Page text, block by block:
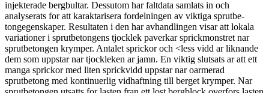
injekterade bergbultar. Dessutom har faltdata samlats in och
analyserats for att karaktarisera fordelningen av viktiga sprutbe­
tongegenskaper. Resultaten i den har avhandlingen visar att lokala
variationer i sprutbetongens tjocklek paverkar sprickmonstret nar
sprutbetongen krymper. Antalet sprickor och <less vidd ar liknande
dem som uppstar nar tjockleken ar jamn. En viktig slutsats ar att ett
manga sprickor med liten sprickvidd uppstar nar oarmerad
sprutbetong med kontinuerlig vidhaftning till berget krymper. Nar